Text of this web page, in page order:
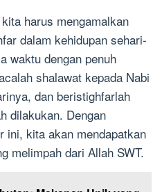
harus mengamalkan
dalam kehidupan sehari-
waktu dengan penuh
shalawat kepada Nabi
dan beristighfarlah
dilakukan. Dengan
ini, kita akan mendapatkan
melimpah dari Allah SWT.